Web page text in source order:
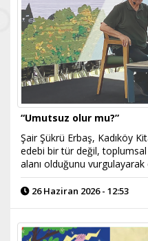
“Umutsuz olur mu?”
Şair Şükrü Erbaş, Kadıköy
edebi bir tür değil,
alanı olduğunu vurgulayarak
26 Haziran 2026 - 12:53